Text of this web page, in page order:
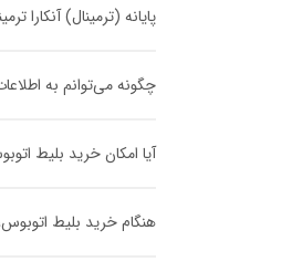
پایانه (ترمینال) آنکارا
چگونه می‌توانم به
آیا امکان خرید بلیط
هنگام خرید بلیط